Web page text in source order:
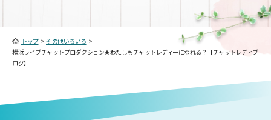
トップ> その他いろいろ >
横浜ライブチャットプロダクション★わたしもチャットレディーになれる？【チャットレディブ
ログ】